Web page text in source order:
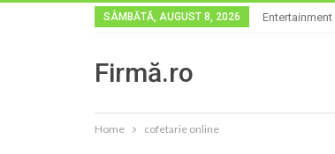
SÂMBĂTĂ, AUGUST 8, 2026 Entertainment
Firmă.ro
Home cofetarie online